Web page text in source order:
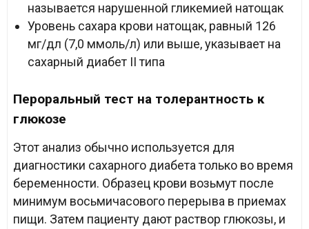
называется нарушенной гликемией натощак
Уровень сахара крови натощак, равный 126
мг/дл (7,0 ммоль/л) или выше, указывает на
сахарный диабет II типа
Пероральный тест на толерантность к
глюкозе
Этот анализ обычно используется для
диагностики сахарного диабета только во время
беременности. Образец крови возьмут после
минимум восьмичасового перерыва в приемах
пищи. Затем пациенту дают раствор глюкозы, и